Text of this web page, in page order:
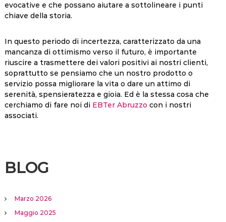
evocative e che possano aiutare a sottolineare i punti
chiave della storia.
In questo periodo di incertezza, caratterizzato da una
mancanza di ottimismo verso il futuro, è importante
riuscire a trasmettere dei valori positivi ai nostri clienti,
soprattutto se pensiamo che un nostro prodotto o
servizio possa migliorare la vita o dare un attimo di
serenità, spensieratezza e gioia. Ed è la stessa cosa che
cerchiamo di fare noi di EBTer Abruzzo con i nostri
associati.
BLOG
Marzo 2026
Maggio 2025